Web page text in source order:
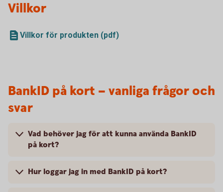
Villkor
Villkor för produkten (pdf)
BankID på kort – vanliga frågor och
svar
Vad behöver jag för att kunna använda BankID
på kort?
Hur loggar jag in med BankID på kort?